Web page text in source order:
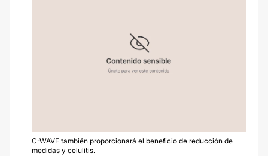
C-WAVE también proporcionará el beneficio de reducción de
medidas y celulitis.